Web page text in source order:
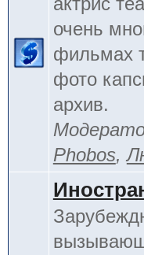
очень
фильмах
фото
архив.
Phobos,